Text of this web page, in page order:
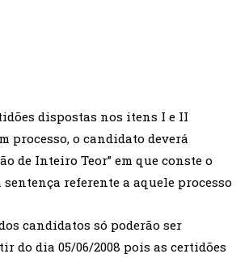
dispostas nos itens I e II
processo, o candidato deverá
de Inteiro Teor” em que conste o
referente a aquele processo
candidatos só poderão ser
do dia 05/06/2008 pois as certidões